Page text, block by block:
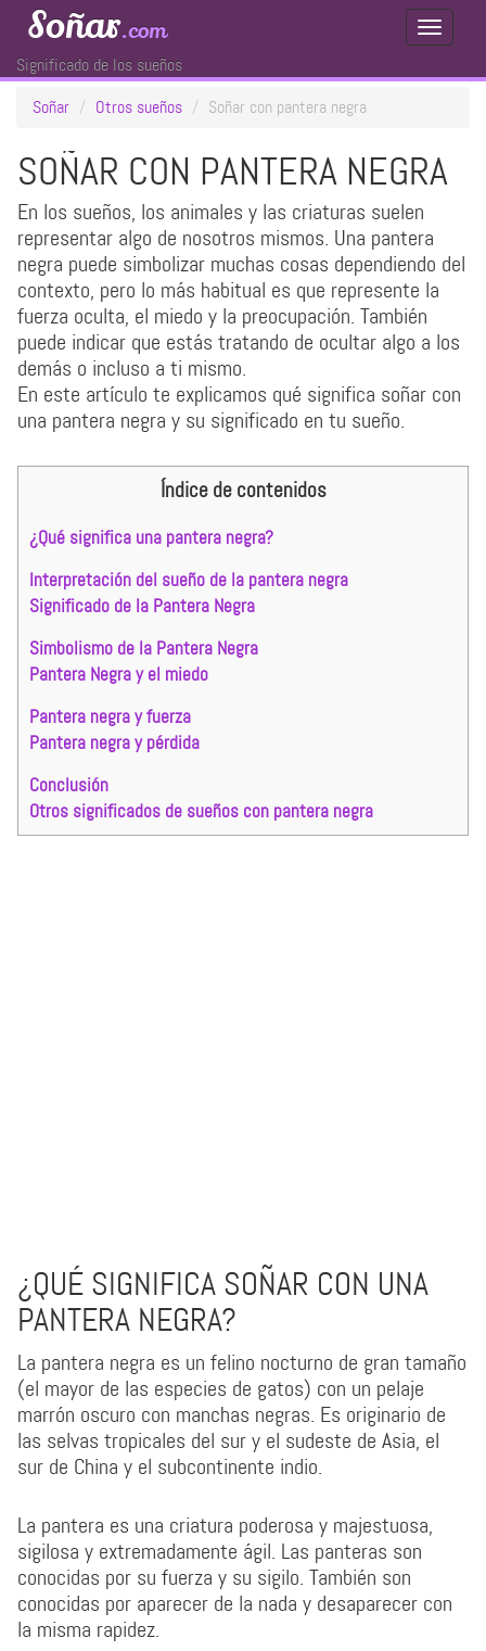
Toggle
Soñar.com
Significado de los sueños
Soñar
Otros sueños Soñar con pantera negra
SOÑAR CON PANTERA NEGRA
En los sueños, los animales y las criaturas suelen
representar algo de nosotros mismos. Una pantera
negra puede simbolizar muchas cosas dependiendo del
contexto, pero lo más habitual es que represente la
fuerza oculta, el miedo y la preocupación. También
puede indicar que estás tratando de ocultar algo a los
demás o incluso a ti mismo.
En este artículo te explicamos qué significa soñar con
una pantera negra y su significado en tu sueño.
Índice de contenidos
¿Qué significa una pantera negra?
Interpretación del sueño de la pantera negra
Significado de la Pantera Negra
Simbolismo de la Pantera Negra
Pantera Negra y el miedo
Pantera negra y fuerza
Pantera negra y pérdida
Conclusión
Otros significados de sueños con pantera negra
¿QUÉ SIGNIFICA SOÑAR CON UNA
PANTERA NEGRA?
La pantera negra es un felino nocturno de gran tamaño
(el mayor de las especies de gatos) con un pelaje
marrón oscuro con manchas negras. Es originario de
las selvas tropicales del sur y el sudeste de Asia, el
sur de China y el subcontinente indio.
La pantera es una criatura poderosa y majestuosa,
sigilosa y extremadamente ágil. Las panteras son
conocidas por su fuerza y su sigilo. También son
conocidas por aparecer de la nada y desaparecer con
la misma rapidez.